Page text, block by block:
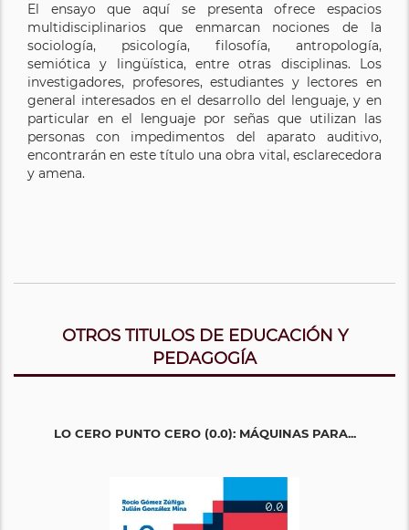
El ensayo que aquí se presenta ofrece espacios
multidisciplinarios que enmarcan nociones de la
sociología, psicología, filosofía, antropología,
semiótica y lingüística, entre otras disciplinas. Los
investigadores, profesores, estudiantes y lectores en
general interesados en el desarrollo del lenguaje, y en
particular en el lenguaje por señas que utilizan las
personas con impedimentos del aparato auditivo,
encontrarán en este título una obra vital, esclarecedora
y amena.
OTROS TITULOS DE EDUCACIÓN Y
PEDAGOGÍA
LO CERO PUNTO CERO (0.0): MÁQUINAS PARA...